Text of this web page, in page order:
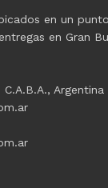
en un
en Gran
Argentina